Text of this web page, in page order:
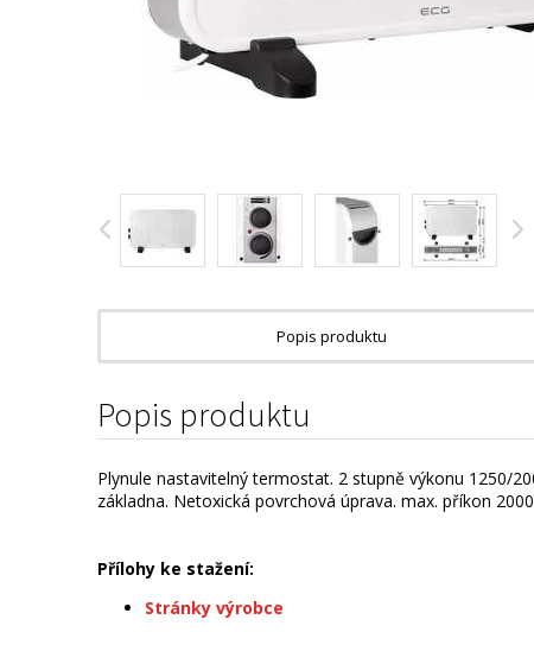
Popis produktu
Popis produktu
Plynule nastavitelný termostat. 2 stupně výkonu 1250/
základna. Netoxická povrchová úprava. max. příkon
Přílohy ke stažení:
Stránky výrobce